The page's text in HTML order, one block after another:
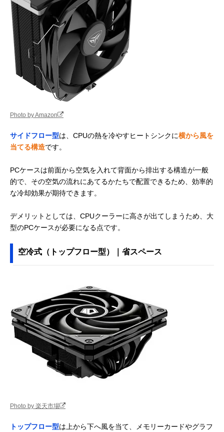
Photo by Amazon
サイドフロー型は、CPUの熱を冷やすヒートシンクに横から風を
当てる構造です。
PCケースは前面から空気を入れて背面から排出する構造が一般
的で、その空気の流れにあてるかたちで配置できるため、効率的
な冷却効果が期待できます。
デメリットとしては、CPUクーラーに高さが出てしまうため、大
型のPCケースが必要になる点です。
空冷式（トップフロー型）｜省スペース
Photo by 楽天市場
トップフロー型は上から下へ風を当て、メモリーカードやグラフ